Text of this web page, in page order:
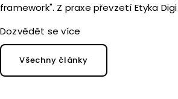
framework". Z praxe převzetí Etyka
Dozvědět se více
Všechny články